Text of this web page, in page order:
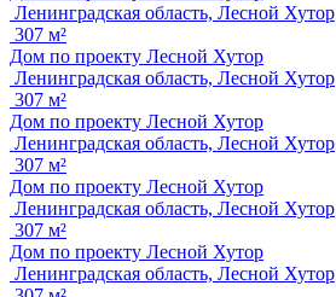
Ленинградская область, Лесной Хутор
307 м²
Дом по проекту Лесной Хутор
Ленинградская область, Лесной Хутор
307 м²
Дом по проекту Лесной Хутор
Ленинградская область, Лесной Хутор
307 м²
Дом по проекту Лесной Хутор
Ленинградская область, Лесной Хутор
307 м²
Дом по проекту Лесной Хутор
Ленинградская область, Лесной Хутор